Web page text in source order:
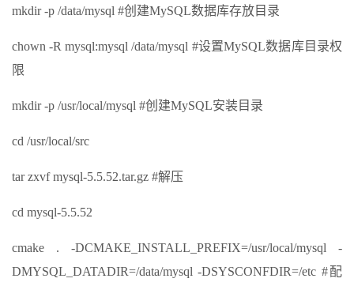
mkdir -p /data/mysql #创建MySQL数据库存放目录
chown -R mysql:mysql /data/mysql #设置MySQL数据库目录权
限
mkdir -p /usr/local/mysql #创建MySQL安装目录
cd /usr/local/src
tar zxvf mysql-5.5.52.tar.gz #解压
cd mysql-5.5.52
cmake . -DCMAKE_INSTALL_PREFIX=/usr/local/mysql -
DMYSQL_DATADIR=/data/mysql -DSYSCONFDIR=/etc #配